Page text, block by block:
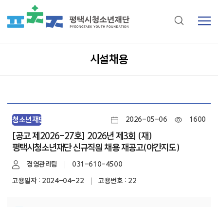
시설채용
청소년재단 2026-05-06 1600
[공고 제2026-27호] 2026년 제3회 (재)
평택시청소년재단 신규직원 채용 재공고(야간지도)
경영관리팀 031-610-4500
고용일자 : 2024-04-22 고용번호 : 22